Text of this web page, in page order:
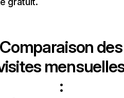
Comparaison des
: